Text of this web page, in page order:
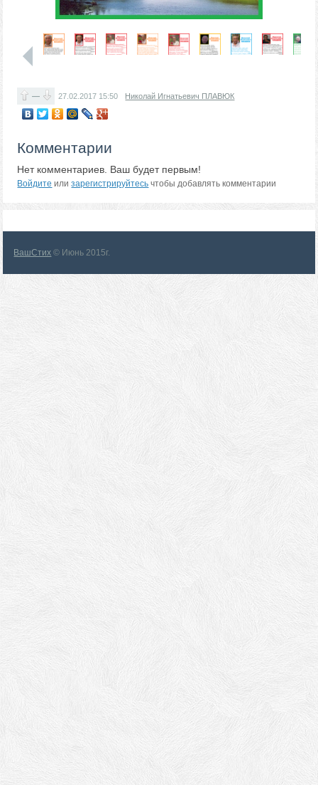
— 27.02.2017 15:50 Николай Игнатьевич ПЛАВЮК
Комментарии
Нет комментариев. Ваш будет первым!
Войдите илизарегистрируйтесь чтобы добавлять комментарии
ВашСтих © Июнь 2015г.